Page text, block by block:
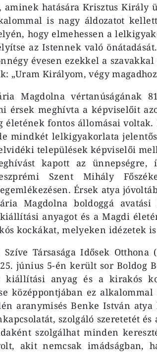
hatására Krisztus Király
is nagy áldozatot
hogy elmehessen a
az Istennek való
évesen ezekkel a
„Uram Királyom, végy
Magdolna vértanúságának
érsek meghívta a képviselőit
életének fontos állomásai
mindkét lelkigyakorlata
települések képviselői
kapott az
Szent Mihály
Érsek atya
Magdolna boldoggá
anyagot és a Magdi
kockákat, melyeken idézetek
Szíve Társasága Idősek
június 5-én került sor Boldog
kiállítási anyag és a kirakós
középpontjában ez
aranymisés Benke István
szolgáló szeretetét
szolgálhat minden
akit nemcsak imádságban,